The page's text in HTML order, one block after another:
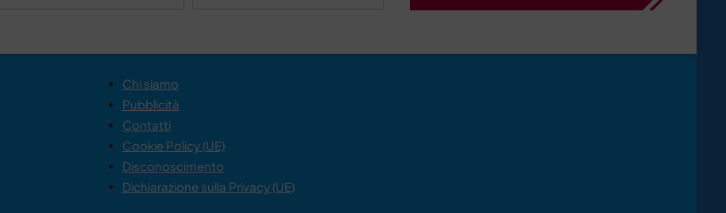
Chi siamo
Pubblicità
Contatti
Cookie Policy (UE)
Disconoscimento
Dichiarazione sulla Privacy (UE)